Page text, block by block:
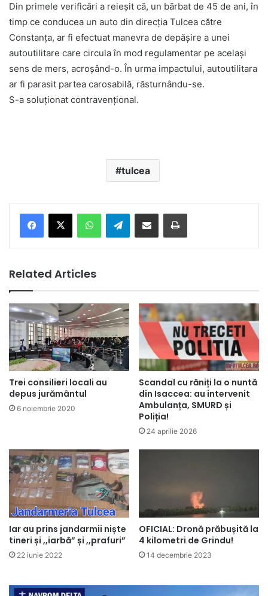
Din primele verificări a reieșit că, un bărbat de 45 de ani, în
timp ce conducea un auto din direcția Tulcea către
Constanța, ar fi efectuat manevra de depășire a unei
autoutilitare care circula în mod regulamentar pe același
sens de mers, acroșând-o. În urma impactului, autoutilitara
ar fi parasit partea carosabilă, răsturnându-se.
S-a soluționat contravențional.
tulcea
Telegram
Related Articles
Trei consilieri locali au
depus jurământul
6 noiembrie 2020
Scandal cu răniți la o nuntă
din Isaccea: au intervenit
Ambulanța, SMURD și
Poliția!
24 aprilie 2026
Iar au prins jandarmii niște
tineri și ,,iarbă” și ,,prafuri”
22 iunie 2022
OFICIAL: Dronă prăbușită la
4 kilometri de Grindu!
14 decembrie 2023